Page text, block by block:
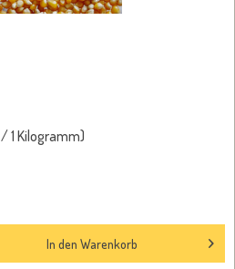
/ 1 Kilogramm)
In den Warenkorb